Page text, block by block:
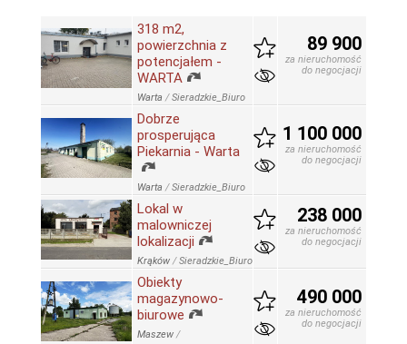
318 m2,
powierzchnia z
potencjałem -
WARTA
Warta /Sieradzkie_Biuro
89 900
za nieruchomość
do negocjacji
Dobrze
prosperująca
Piekarnia - Warta
Warta /Sieradzkie_Biuro
1 100 000
za nieruchomość
do negocjacji
Lokal w
malowniczej
lokalizacji
Krąków /Sieradzkie_Biuro
238 000
za nieruchomość
do negocjacji
Obiekty
magazynowo-
biurowe
Maszew /
490 000
za nieruchomość
do negocjacji